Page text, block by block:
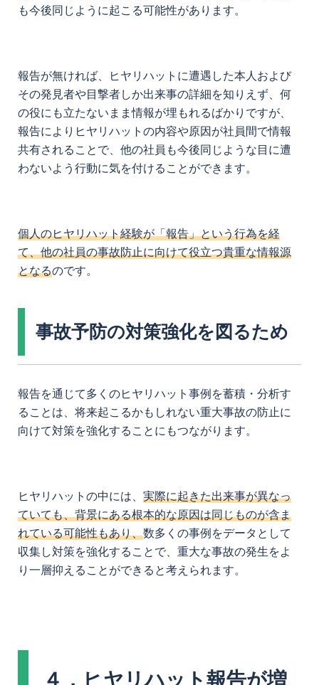
も今後同じように起こる可能性があります。
報告が無ければ、ヒヤリハットに遭遇した本人および
その発見者や目撃者しか出来事の詳細を知りえず、何
の役にも立たないまま情報が埋もれるばかりですが、
報告によりヒヤリハットの内容や原因が社員間で情報
共有されることで、他の社員も今後同じような目に遭
わないよう行動に気を付けることができます。
個人のヒヤリハット経験が「報告」という行為を経
て、他の社員の事故防止に向けて役立つ貴重な情報源
となるのです。
事故予防の対策強化を図るため
報告を通じて多くのヒヤリハット事例を蓄積・分析す
ることは、将来起こるかもしれない重大事故の防止に
向けて対策を強化することにもつながります。
ヒヤリハットの中には、 実際に起きた出来事が異なっ
ていても、背景にある根本的な原因は同じものが含ま
れている可能性もあり、数多くの事例をデータとして
収集し対策を強化することで、重大な事故の発生をよ
り一層抑えることができると考えられます。
４．ヒヤリハット報告が増